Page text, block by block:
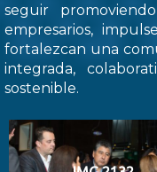
seguir
empresarios,
fortalezcan una
integrada,
sostenible.